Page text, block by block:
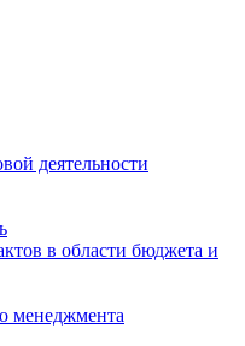
деятельности
в области бюджета и
менеджмента